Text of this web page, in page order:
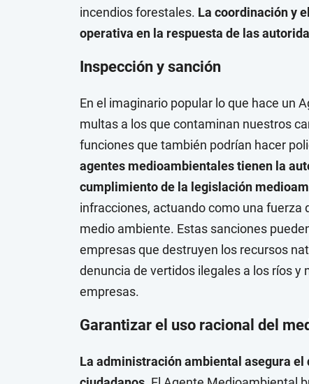
incendios forestales. La coordinación y
operativa en la respuesta de las
Inspección y sanción
En el imaginario popular lo que hace un
multas a los que contaminan nuestros
funciones que también podrían hacer
agentes medioambientales tienen la
cumplimiento de la legislación
infracciones, actuando como una fuerza
medio ambiente. Estas sanciones
empresas que destruyen los recursos
denuncia de vertidos ilegales a los ríos
empresas.
Garantizar el uso racional del
La administración ambiental asegura